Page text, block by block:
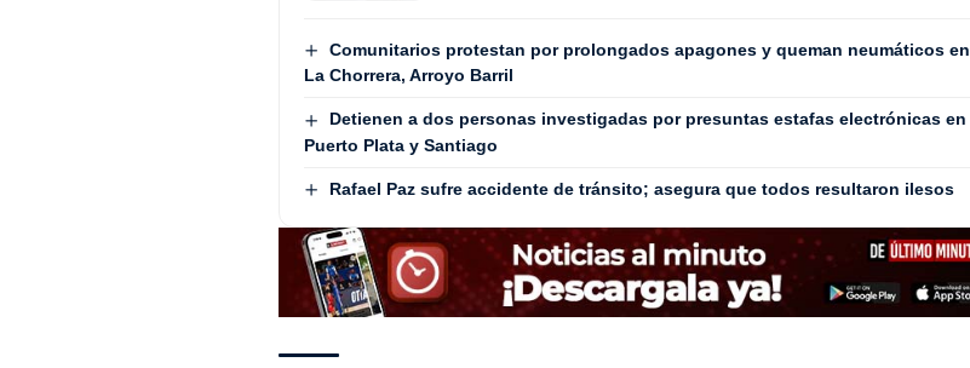
Comunitarios protestan por prolongados apagones y queman neumáticos en
La Chorrera, Arroyo Barril
Detienen a dos personas investigadas por presuntas estafas electrónicas en
Puerto Plata y Santiago
Rafael Paz sufre accidente de tránsito; asegura que todos resultaron ilesos